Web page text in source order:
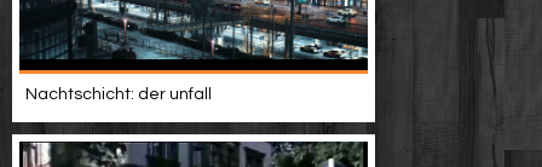
Nachtschicht: der unfall